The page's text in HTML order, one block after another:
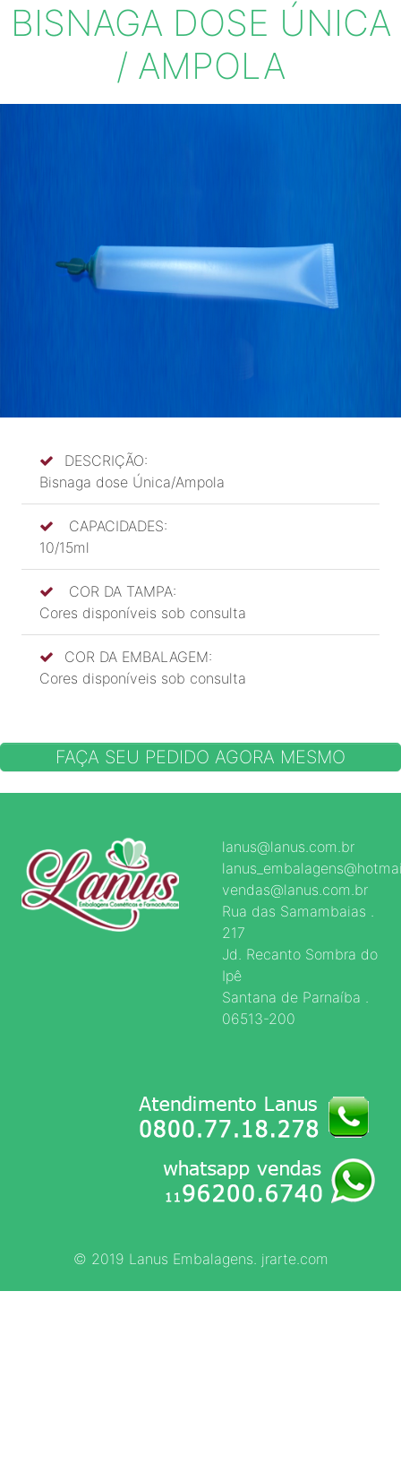
BISNAGA DOSE ÚNICA
/ AMPOLA
DESCRIÇÃO:
Bisnaga dose Única/Ampola
CAPACIDADES:
10/15ml
COR DA TAMPA:
Cores disponíveis sob consulta
COR DA EMBALAGEM:
Cores disponíveis sob consulta
FAÇA SEU PEDIDO AGORA MESMO
lanus@lanus.com.br
vendas@lanus.com.br
Rua das Samambaias .
217
Jd. Recanto Sombra do
Ipê
Santana de Parnaíba .
06513-200
© 2019 Lanus Embalagens. jrarte.com